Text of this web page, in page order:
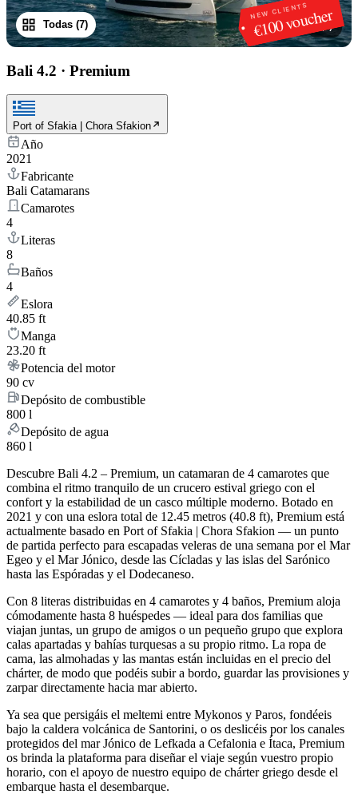
NEW CLIENTS
€100 voucher
1 /7
Todas (7)
Bali 4.2 · Premium
Port of Sfakia | Chora Sfakion
Año
2021
Fabricante
Bali Catamarans
Camarotes
4
Literas
8
Baños
4
Eslora
40.85 ft
Manga
23.20 ft
Potencia del motor
90 cv
Depósito de combustible
800 l
Depósito de agua
860 l
Descubre Bali 4.2 – Premium, un catamaran de 4 camarotes que
combina el ritmo tranquilo de un crucero estival griego con el
confort y la estabilidad de un casco múltiple moderno. Botado en
2021 y con una eslora total de 12.45 metros (40.8 ft), Premium está
actualmente basado en Port of Sfakia | Chora Sfakion — un punto
de partida perfecto para escapadas veleras de una semana por el Mar
Egeo y el Mar Jónico, desde las Cícladas y las islas del Sarónico
hasta las Espóradas y el Dodecaneso.
Con 8 literas distribuidas en 4 camarotes y 4 baños, Premium aloja
cómodamente hasta 8 huéspedes — ideal para dos familias que
viajan juntas, un grupo de amigos o un pequeño grupo que explora
calas apartadas y bahías turquesas a su propio ritmo. La ropa de
cama, las almohadas y las mantas están incluidas en el precio del
chárter, de modo que podéis subir a bordo, guardar las provisiones y
zarpar directamente hacia mar abierto.
Ya sea que persigáis el meltemi entre Mykonos y Paros, fondéeis
bajo la caldera volcánica de Santorini, o os deslicéis por los canales
protegidos del mar Jónico de Lefkada a Cefalonia e Ítaca, Premium
os brinda la plataforma para diseñar el viaje según vuestro propio
horario, con el apoyo de nuestro equipo de chárter griego desde el
embarque hasta el desembarque.